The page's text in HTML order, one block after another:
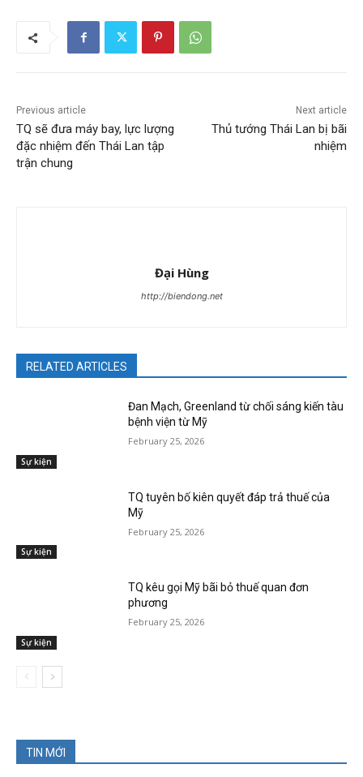
Previous article
TQ sẽ đưa máy bay, lực lượng
đặc nhiệm đến Thái Lan tập
trận chung
Next article
Thủ tướng Thái Lan bị bãi
nhiệm
Đại Hùng
http://biendong.net
RELATED ARTICLES
Sự kiện
Đan Mạch, Greenland từ chối sáng kiến tàu
bệnh viện từ Mỹ
February 25, 2026
Sự kiện
TQ tuyên bố kiên quyết đáp trả thuế của
Mỹ
February 25, 2026
Sự kiện
TQ kêu gọi Mỹ bãi bỏ thuế quan đơn
phương
February 25, 2026
TIN MỚI